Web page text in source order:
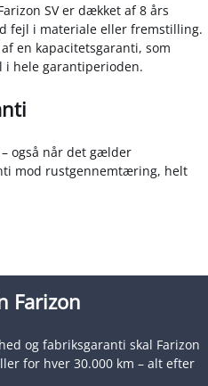
SV er dækket af 8 års
fejl i materiale eller fremstilling.
en kapacitetsgaranti, som
i hele garantiperioden.
også når det gælder
mod rustgennemtæring, helt
Farizon
og fabriksgaranti skal Farizon
for hver 30.000 km – alt efter